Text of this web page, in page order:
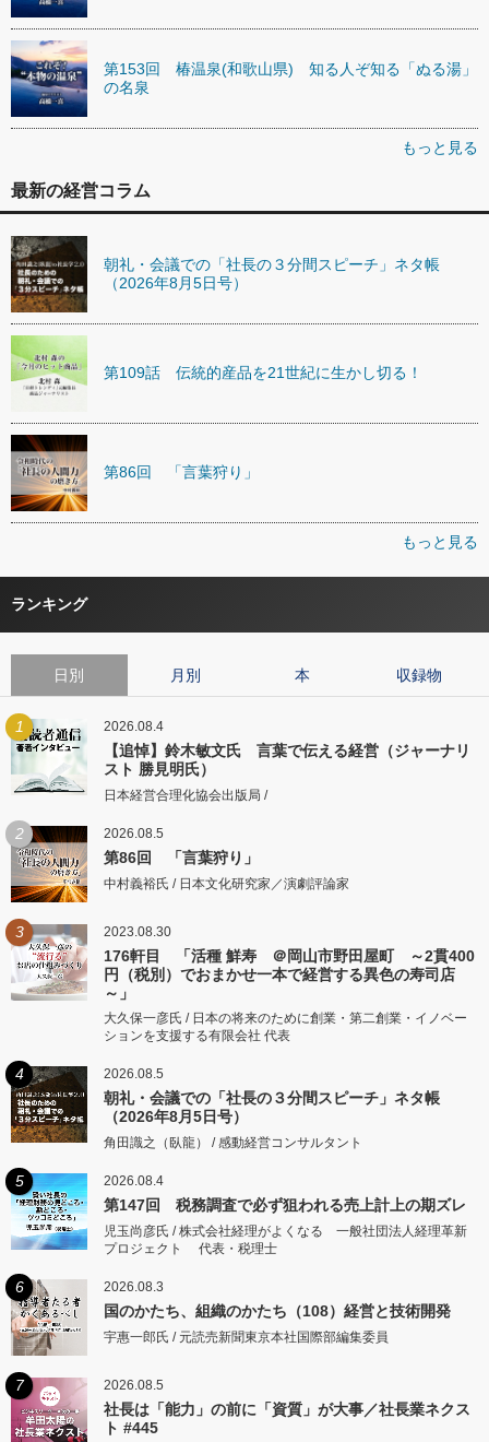
第153回 椿温泉(和歌山県) 知る人ぞ知る「ぬる湯」
の名泉
もっと見る
最新の経営コラム
朝礼・会議での「社長の３分間スピーチ」ネタ帳
（2026年8月5日号）
第109話 伝統的産品を21世紀に生かし切る！
第86回 「言葉狩り」
もっと見る
ランキング
日別 月別 本 収録物
1 2026.08.4
【追悼】鈴木敏文氏 言葉で伝える経営（ジャーナリ
スト 勝見明氏）
日本経営合理化協会出版局 /
2 2026.08.5
第86回 「言葉狩り」
中村義裕氏 / 日本文化研究家／演劇評論家
3 2023.08.30
176軒目 「活種 鮮寿 ＠岡山市野田屋町 ～2貫400
円（税別）でおまかせ一本で経営する異色の寿司店
～」
大久保一彦氏 / 日本の将来のために創業・第二創業・イノベー
ションを支援する有限会社 代表
4 2026.08.5
朝礼・会議での「社長の３分間スピーチ」ネタ帳
（2026年8月5日号）
角田識之（臥龍） / 感動経営コンサルタント
5 2026.08.4
第147回 税務調査で必ず狙われる売上計上の期ズレ
児玉尚彦氏 / 株式会社経理がよくなる 一般社団法人経理革新
プロジェクト 代表・税理士
6 2026.08.3
国のかたち、組織のかたち（108）経営と技術開発
宇惠一郎氏 / 元読売新聞東京本社国際部編集委員
7 2026.08.5
社長は「能力」の前に「資質」が大事／社長業ネクス
ト #445